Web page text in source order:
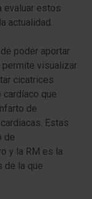
evaluar estos
actualidad.
poder aportar
permite visualizar
cicatrices
que
de
Estas
de
y la RM es la
de la que